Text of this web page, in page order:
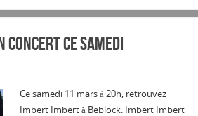
concert ce samedi
Ce samedi 11 mars à 20h, retrouvez
Imbert Imbert à Beblock. Imbert Imbert